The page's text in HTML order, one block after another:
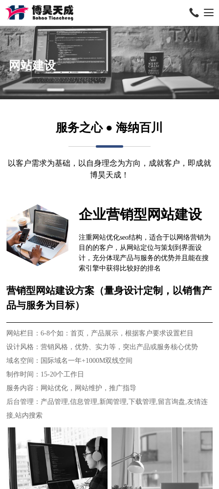
网站建设
服务之心 ● 海纳百川
以客户需求为基础，以自身理念为方向，成就客户，即成就
博昊天成！
企业营销型网站建设
注重网站优化seo结构，适合于以网络营销为
目的的客户，从网站定位与策划到界面设
计，充分体现产品与服务的优势并且能在搜
索引擎中获得比较好的排名
营销型网站建设方案（量身设计定制，以销售产
品与服务为目标）
网站栏目：6-8个如：首页，产品展示，根据客户要求设置栏目
设计风格：营销风格，优势、实力等，突出产品或服务核心优势
域名空间：国际域名一年+1000M双线空间
制作时间：15-20个工作日
服务内容：网站优化，网站维护，推广指导
后台管理：产品管理,信息管理,新闻管理,下载管理,留言询盘,友情连
接,站内搜索